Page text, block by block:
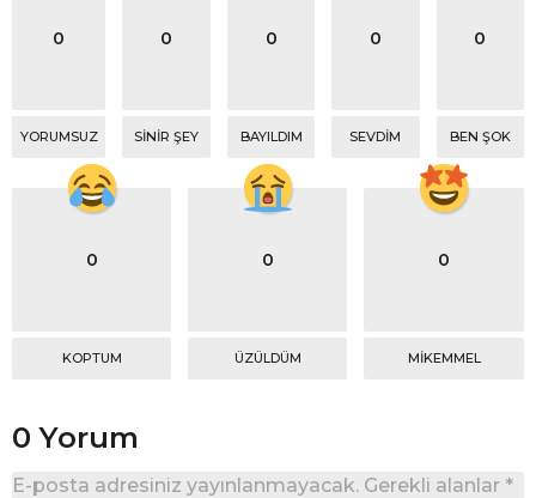
0
YORUMSUZ
0
SINIR ŞEY
0
BAYILDIM
0
SEVDIM
0
BEN ŞOK
0
KOPTUM
0
ÜZÜLDÜM
0
MIKEMMEL
0 Yorum
E-posta adresiniz yayınlanmayacak. Gerekli alanlar *